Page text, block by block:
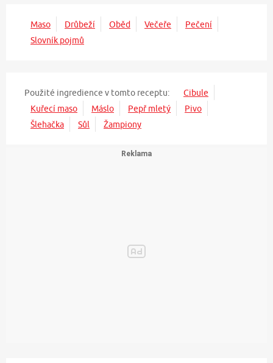
Maso Drůbeží Oběd Večeře
Pečení
Slovník pojmů
Použité ingredience v tomto receptu:
Cibule
Kuřecí maso
Máslo Pepř mletý
Pivo
Šlehačka
Sůl Žampiony